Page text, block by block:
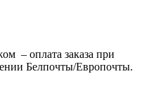
– оплата заказа при
Белпочты/Европочты.